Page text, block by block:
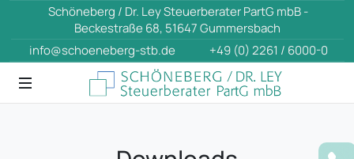
Schöneberg / Dr. Ley Steuerberater PartG mbB -
Beckestraße 68, 51647 Gummersbach
info@schoeneberg-stb.de
+49 (0) 2261 / 6000-0